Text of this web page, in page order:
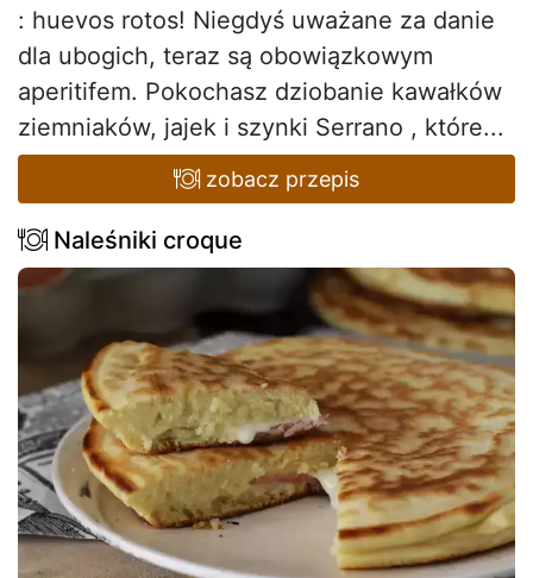
: huevos rotos! Niegdyś uważane za danie
dla ubogich, teraz są obowiązkowym
aperitifem. Pokochasz dziobanie kawałków
ziemniaków, jajek i szynki Serrano , które...
zobacz przepis
Naleśniki croque